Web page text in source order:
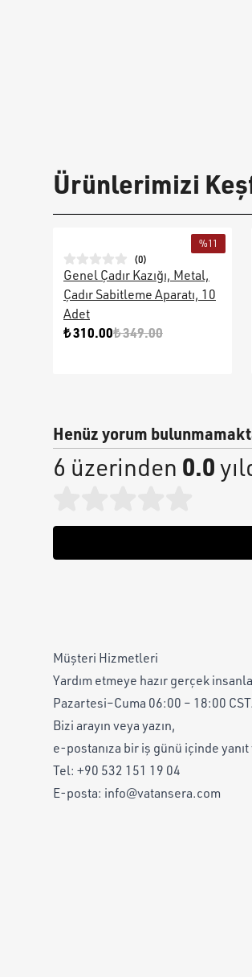
Ürünlerimizi
%11
(0)
Genel Çadır Kazığı, Metal,
Çadır Sabitleme Aparatı, 10
Adet
₺ 310.00₺ 349.00
Henüz yorum
6 üzerinden 0.0
Müşteri Hizmetleri
Yardım etmeye hazır gerçek
Pazartesi–Cuma 06:00 – 18:00 CST.
Bizi arayın veya yazın,
e-postanıza bir iş günü içinde
Tel: +90 532 151 19 04
E-posta: info@vatansera.com